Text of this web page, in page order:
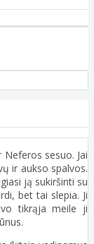
sesuo. Jai
ir aukso spalvos.
ją sukiršinti su
bet tai slepia. Ji
tikrąja meile ji